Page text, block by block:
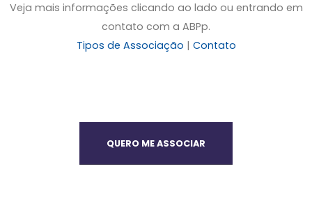
Veja mais informações clicando ao lado ou entrando em
contato com a ABPp.
Tipos de Associação | Contato
QUERO ME ASSOCIAR